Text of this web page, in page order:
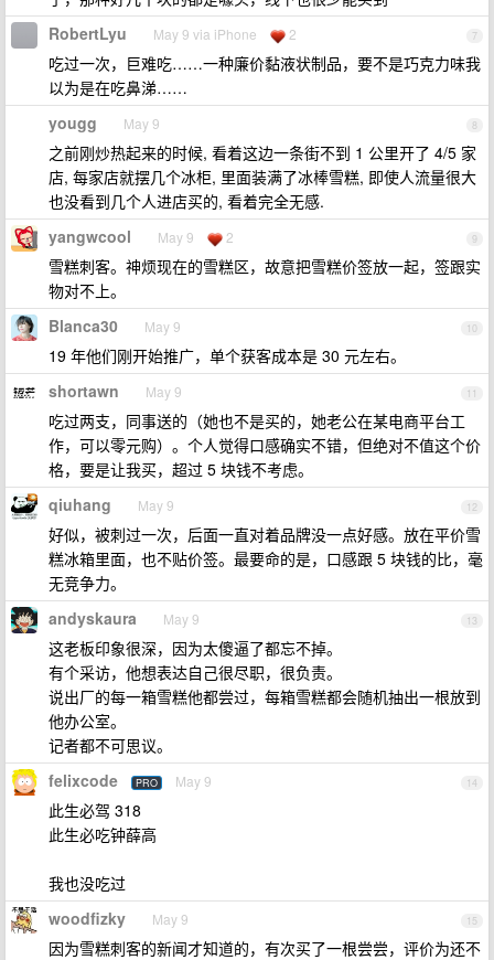
7
RobertLyu May 9 via iPhone 2
吃过一次，巨难吃……一种廉价黏液状制品，要不是巧克力味我
以为是在吃鼻涕……
8
yougg May 9
之前刚炒热起来的时候, 看着这边一条街不到 1 公里开了 4/5 家
店, 每家店就摆几个冰柜, 里面装满了冰棒雪糕, 即使人流量很大
也没看到几个人进店买的, 看着完全无感.
9
yangwcool May 9 2
雪糕刺客。神烦现在的雪糕区，故意把雪糕价签放一起，签跟实
物对不上。
10
Blanca30 May 9
19 年他们刚开始推广，单个获客成本是 30 元左右。
11
shortawn May 9
吃过两支，同事送的（她也不是买的，她老公在某电商平台工
作，可以零元购）。个人觉得口感确实不错，但绝对不值这个价
格，要是让我买，超过 5 块钱不考虑。
12
qiuhang May 9
好似，被刺过一次，后面一直对着品牌没一点好感。放在平价雪
糕冰箱里面，也不贴价签。最要命的是，口感跟 5 块钱的比，毫
无竞争力。
13
andyskaura May 9
这老板印象很深，因为太傻逼了都忘不掉。
有个采访，他想表达自己很尽职，很负责。
说出厂的每一箱雪糕他都尝过，每箱雪糕都会随机抽出一根放到
他办公室。
记者都不可思议。
14
felixcode PRO May 9
此生必驾 318
此生必吃钟薛高
我也没吃过
15
woodfizky May 9
因为雪糕刺客的新闻才知道的，有次买了一根尝尝，评价为还不